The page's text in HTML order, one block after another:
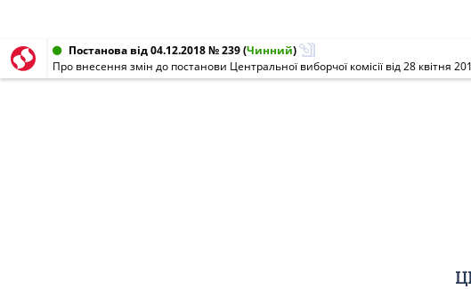
Постанова від 04.12.2018 № 239(Чинний)
Про внесення змін до постанови Центральної виборчої комісії від 28 квітня